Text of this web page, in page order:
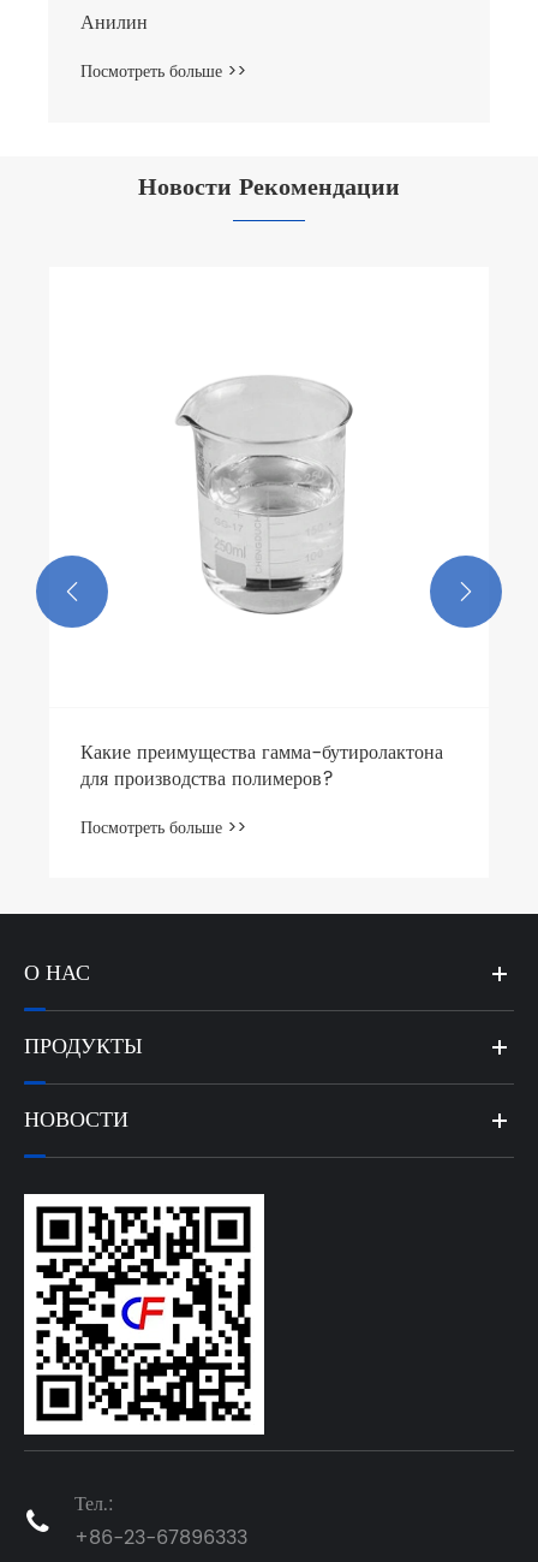
Анилин
Посмотреть больше >>
Новости Рекомендации
Какие преимущества гамма-бутиролактона
для производства полимеров?
Посмотреть больше >>
 
О НАС
ПРОДУКТЫ
НОВОСТИ

Тел.:
+86-23-67896333